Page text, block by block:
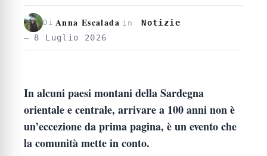
8 Luglio 2026
Di Anna Escalada in Notizie
In alcuni paesi montani della Sardegna
orientale e centrale, arrivare a 100 anni non è
un’eccezione da prima pagina, è un evento che
la comunità mette in conto.